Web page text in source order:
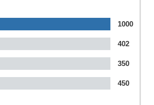
1000
402
350
450